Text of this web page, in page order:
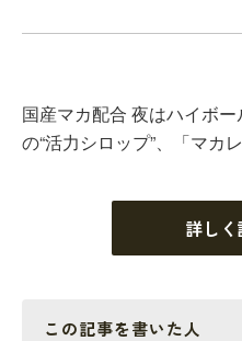
国産マカ配合 夜はハイボ
の“活力シロップ”、「マカ
詳し
この記事を書いた人